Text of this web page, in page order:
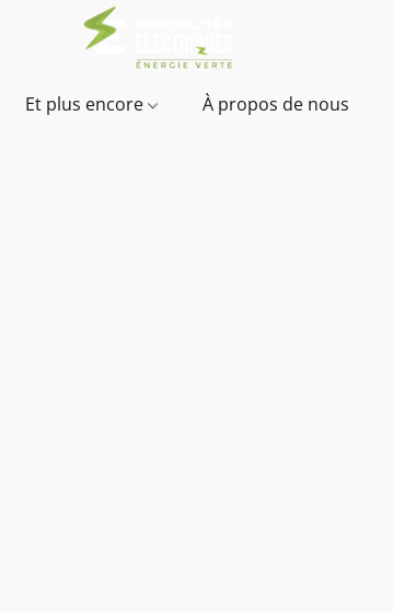
Et plus encore À propos de nous